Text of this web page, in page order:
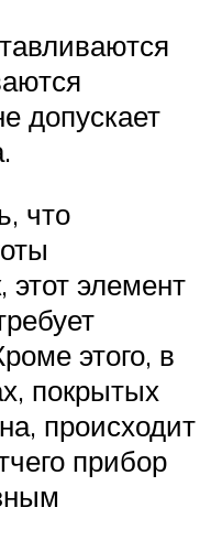
допускает
что
этот элемент
этого, в
покрытых
происходит
прибор